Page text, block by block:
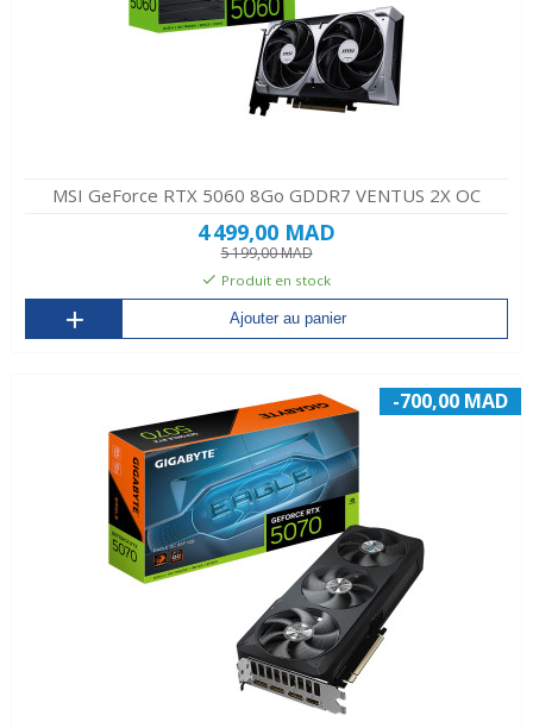
MSI GeForce RTX 5060 8Go GDDR7 VENTUS 2X OC
4 499,00 MAD
5 199,00 MAD
Produit en stock
Ajouter au panier
-700,00 MAD